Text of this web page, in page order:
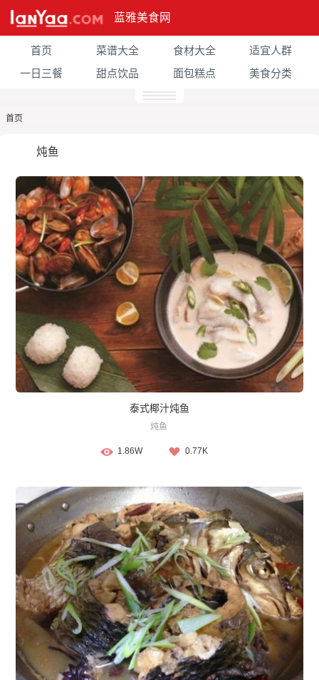
蓝雅美食网
首页 菜谱大全 食材大全
适宜人群
一日三餐
甜点饮品 面包糕点 美食分类
首页
炖鱼
泰式椰汁炖鱼
炖鱼
1.86W 0.77K